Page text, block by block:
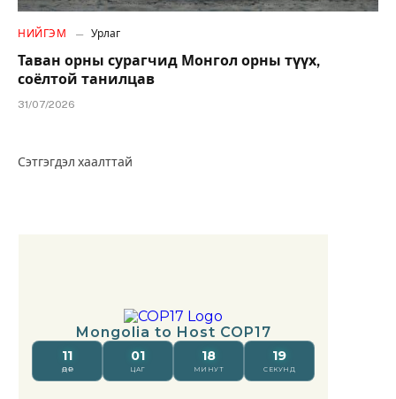
НИЙГЭМ Урлаг
Таван орны сурагчид Монгол орны түүх,
соёлтой танилцав
31/07/2026
Сэтгэгдэл хаалттай